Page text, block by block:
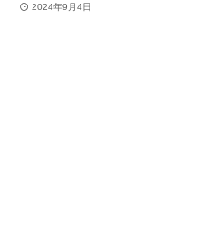
2024年9月4日